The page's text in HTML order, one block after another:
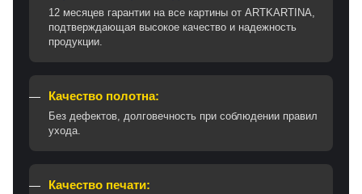
12 месяцев гарантии на все картины от ARTKARTINA,
подтверждающая высокое качество и надежность
продукции.
Качество полотна:
Без дефектов, долговечность при соблюдении правил
ухода.
Качество печати: